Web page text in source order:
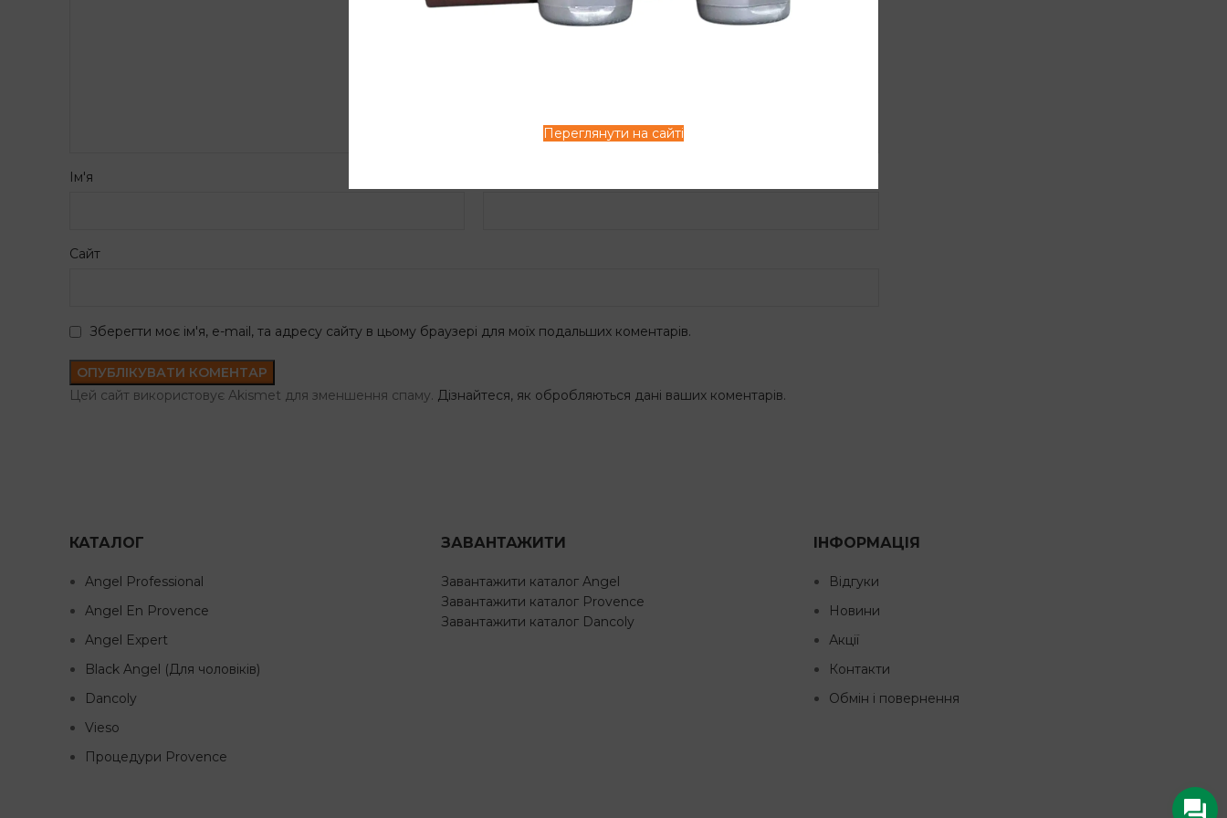
Переглянути на сайті
Ім'я
Сайт
Зберегти моє ім'я, e-mail, та адресу сайту в цьому браузері для моїх подальших коментарів.
Цей сайт використовує Akismet для зменшення спаму. Дізнайтеся, як обробляються дані ваших коментарів.
КАТАЛОГ
Angel Professional
Angel En Provence
Angel Expert
Black Angel (Для чоловіків)
Dancoly
Vieso
Процедури Provence
ЗАВАНТАЖИТИ
Завантажити каталог Angel
Завантажити каталог Provence
Завантажити каталог Dancoly
ІНФОРМАЦІЯ
Відгуки
Новини
Акції
Контакти
Обмін і повернення